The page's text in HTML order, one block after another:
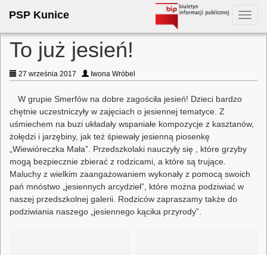
PSP Kunice
To już jesień!
27 września 2017 Iwona Wróbel
W grupie Smerfów na dobre zagościła jesień! Dzieci bardzo
chętnie uczestniczyły w zajęciach o jesiennej tematyce. Z
uśmiechem na buzi układały wspaniałe kompozycje z kasztanów,
żołędzi i jarzębiny, jak też śpiewały jesienną piosenkę
„Wiewióreczka Mała”. Przedszkolaki nauczyły się , które grzyby
mogą bezpiecznie zbierać z rodzicami, a które są trujące.
Maluchy z wielkim zaangażowaniem wykonały z pomocą swoich
pań mnóstwo „jesiennych arcydzieł”, które można podziwiać w
naszej przedszkolnej galerii. Rodziców zapraszamy także do
podziwiania naszego „jesiennego kącika przyrody”.